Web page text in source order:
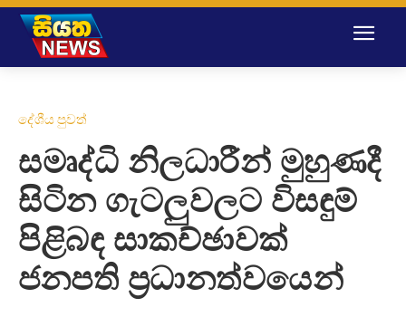
දේශීය පුවත්
සමෘද්ධි නිලධාරීන් මුහුණදී
සිටින ගැටලුවලට විසඳුම්
පිළිබඳ සාකච්ඡාවක්
ජනපති ප්‍රධානත්වයෙන්